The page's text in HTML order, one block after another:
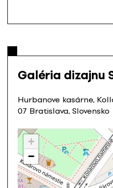
Galéria dizajnu
Hurbanove kasárne,
07 Bratislava, Slovensko
+
−